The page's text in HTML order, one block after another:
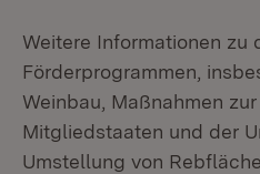
Weitere Informationen zu
Förderprogrammen,
Weinbau, Maßnahmen
Mitgliedstaaten und der
Umstellung von